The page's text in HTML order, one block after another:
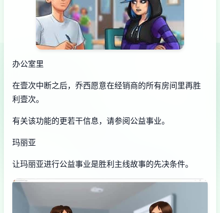
办公室里
在壹次中断之后，乔西愿意在经销商的所有房间里再胜
利壹次。
有关该功能的更若干信息，请参阅公益事业。
玛丽亚
让玛丽亚进行公益事业是胜利主线故事的先决条件。